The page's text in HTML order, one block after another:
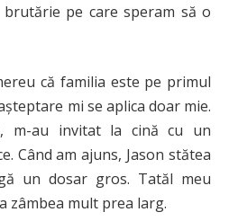
pe care speram să o
că familia este pe primul
mi se aplica doar mie.
m-au invitat la cină cu un
Când am ajuns, Jason stătea
un dosar gros. Tatăl meu
zâmbea mult prea larg.